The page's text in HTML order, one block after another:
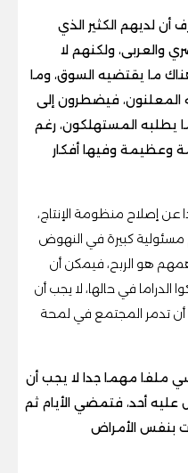
أن لديهم الكثير الذي
والعربى، ولكنهم لا
ما يقتضيه السوق، وما
المعلنون، فيضطرون إلى
يطلبه المستهلكون، رغم
وعظيمة وفيها أفكار
عن إصلاح منظومة الإنتاج،
مسئولية كبيرة في النهوض
هو الربح، فيمكن أن
الدراما في حالها، لا يجب أن
أن تدمر المجتمع في لمحة
ملفا مهما جدا لا يجب أن
عليه أحد، فتمضي الأيام ثم
بنفس الأمراض